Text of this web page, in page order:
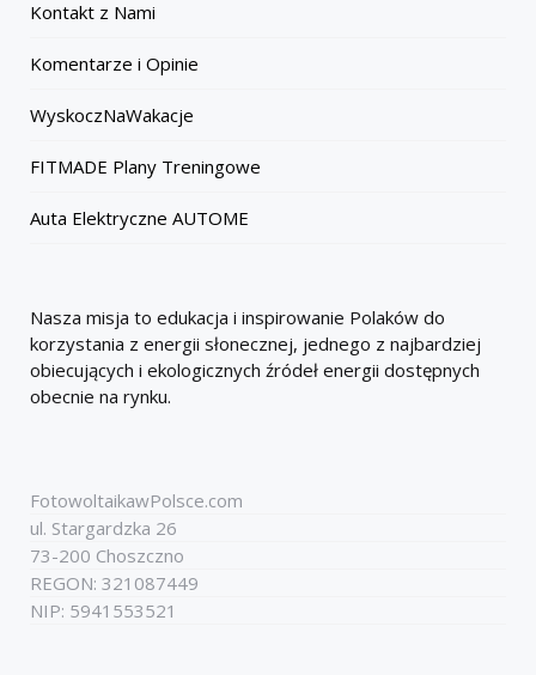
Kontakt z Nami
Komentarze i Opinie
WyskoczNaWakacje
FITMADE Plany Treningowe
Auta Elektryczne AUTOME
Nasza misja to edukacja i inspirowanie Polaków do
korzystania z energii słonecznej, jednego z najbardziej
obiecujących i ekologicznych źródeł energii dostępnych
obecnie na rynku.
FotowoltaikawPolsce.com
ul. Stargardzka 26
73-200 Choszczno
REGON: 321087449
NIP: 5941553521